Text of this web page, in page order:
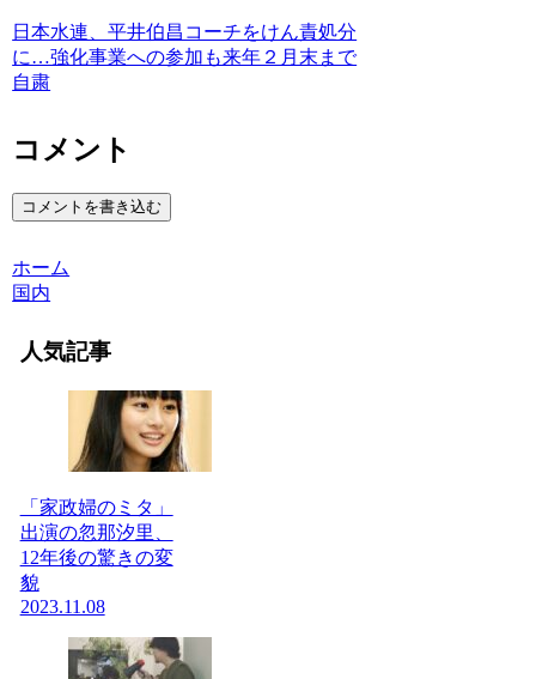
日本水連、平井伯昌コーチをけん責処分
に…強化事業への参加も来年２月末まで
自粛
コメント
コメントを書き込む
ホーム
国内
人気記事
「家政婦のミタ」
出演の忽那汐里、
12年後の驚きの変
貌
2023.11.08